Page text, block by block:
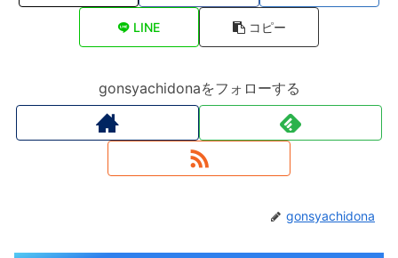
LINE コピー
gonsyachidonaをフォローする
gonsyachidona